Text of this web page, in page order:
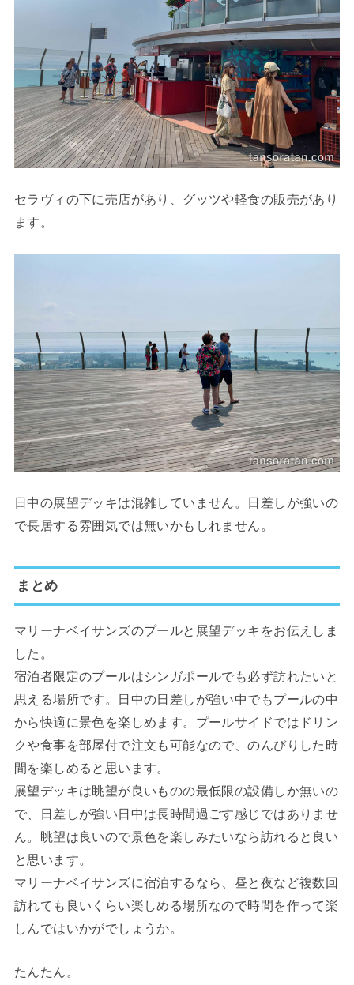
セラヴィの下に売店があり、グッツや軽食の販売があり
ます。
日中の展望デッキは混雑していません。日差しが強いの
で長居する雰囲気では無いかもしれません。
まとめ
マリーナベイサンズのプールと展望デッキをお伝えしま
した。
宿泊者限定のプールはシンガポールでも必ず訪れたいと
思える場所です。日中の日差しが強い中でもプールの中
から快適に景色を楽しめます。プールサイドではドリン
クや食事を部屋付で注文も可能なので、のんびりした時
間を楽しめると思います。
展望デッキは眺望が良いものの最低限の設備しか無いの
で、日差しが強い日中は長時間過ごす感じではありませ
ん。眺望は良いので景色を楽しみたいなら訪れると良い
と思います。
マリーナベイサンズに宿泊するなら、昼と夜など複数回
訪れても良いくらい楽しめる場所なので時間を作って楽
しんではいかがでしょうか。
たんたん。